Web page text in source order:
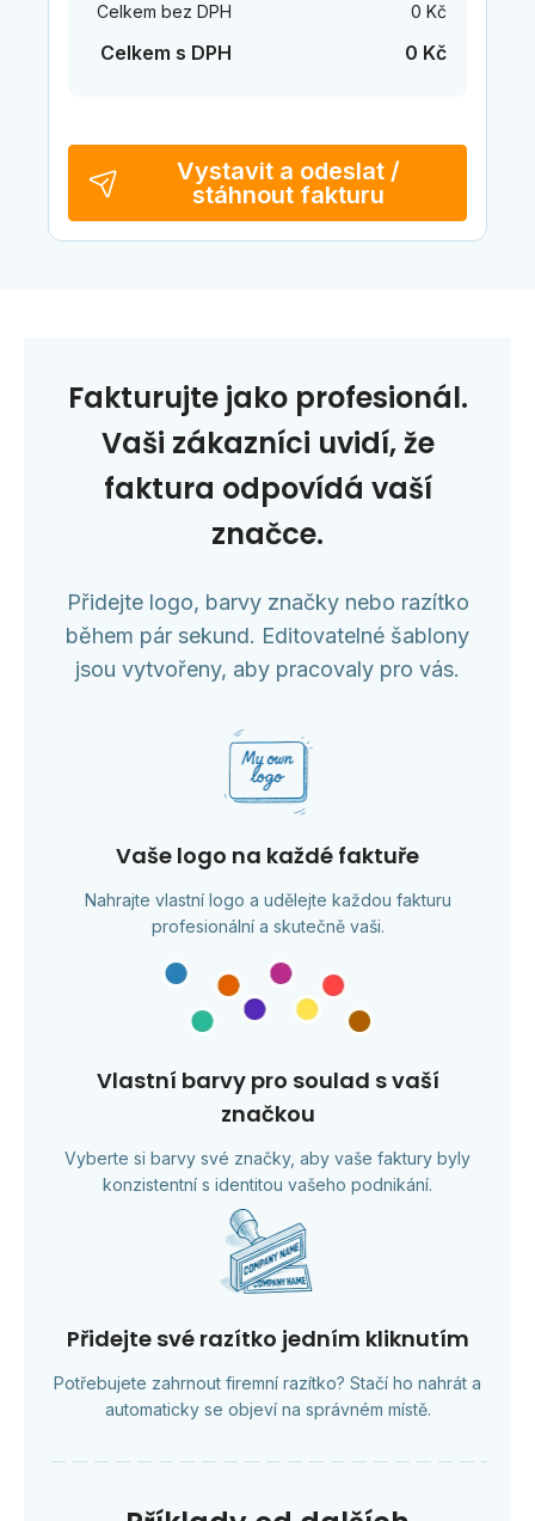
Celkem bez DPH 0 Kč
Celkem s DPH 0 Kč
Vystavit a odeslat /
stáhnout fakturu
Fakturujte jako profesionál.
Vaši zákazníci uvidí, že
faktura odpovídá vaší
značce.
Přidejte logo, barvy značky nebo razítko
během pár sekund. Editovatelné šablony
jsou vytvořeny, aby pracovaly pro vás.
Vaše logo na každé faktuře
Nahrajte vlastní logo a udělejte každou fakturu
profesionální a skutečně vaši.
Vlastní barvy pro soulad s vaší
značkou
Vyberte si barvy své značky, aby vaše faktury byly
konzistentní s identitou vašeho podnikání.
Přidejte své razítko jedním kliknutím
Potřebujete zahrnout firemní razítko? Stačí ho nahrát a
automaticky se objeví na správném místě.